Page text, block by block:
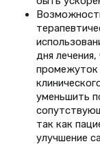
дня
промежуток
уменьшить
так как
улучшение